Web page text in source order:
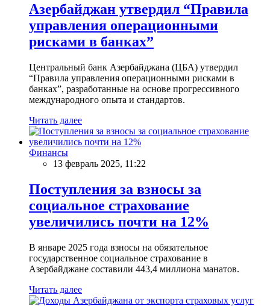
Азербайджан утвердил “Правила
управления операционными
рисками в банках”
Центральный банк Азербайджана (ЦБА) утвердил
“Правила управления операционными рисками в
банках”, разработанные на основе прогрессивного
международного опыта и стандартов.
Читать далее
Финансы
13 февраль 2025, 11:22
Поступления за взносы за
социальное страхование
увеличились почти на 12%
В январе 2025 года взносы на обязательное
государственное социальное страхование в
Азербайджане составили 443,4 миллиона манатов.
Читать далее